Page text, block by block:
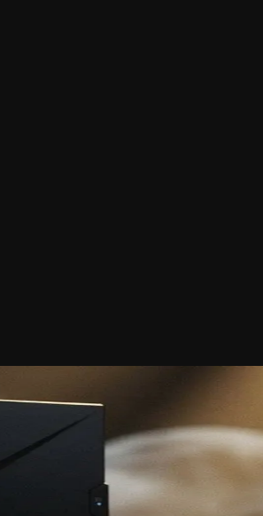
concrete verbeteringen op het vlak van